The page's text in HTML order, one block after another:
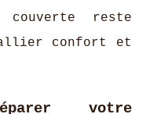
couverte reste
confort et
votre